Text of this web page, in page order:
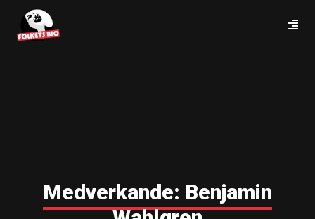
Medverkande: Benjamin